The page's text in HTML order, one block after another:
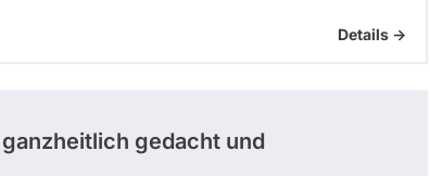
Details ->
gedacht und